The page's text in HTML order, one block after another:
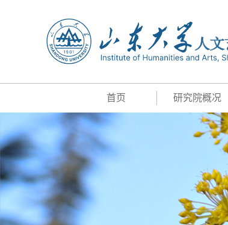
首页 研究院概况